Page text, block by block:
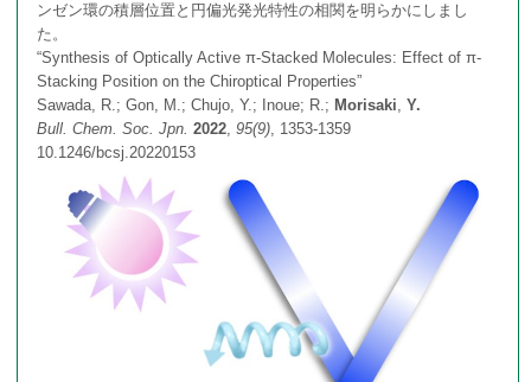
π電子系積層分子の合成
光学活性環状化合物の合成
発表論文
総説・Book Chapter・著書 etc…
教授
助教
メンバー
連絡先・アクセス
ンゼン環の積層位置と円偏光発光特性の相関を明らかにしまし
た。
“Synthesis of Optically Active π-Stacked Molecules: Effect of π-
Stacking Position on the Chiroptical Properties”
Sawada, R.; Gon, M.; Chujo, Y.; Inoue; R.; Morisaki,Y.
Bull. Chem. Soc. Jpn. 2022,95(9), 1353-1359
10.1246/bcsj.20220153